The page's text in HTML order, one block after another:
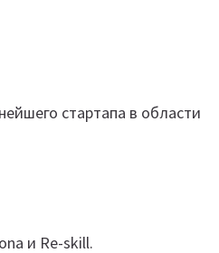
стартапа в области
и Re-skill.